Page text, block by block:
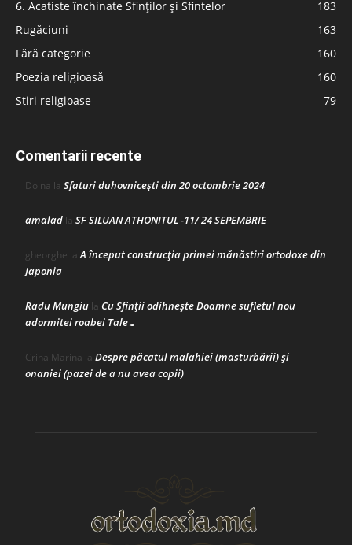
6. Acatiste închinate Sfinților și Sfintelor
183
Rugăciuni
163
Fără categorie
160
Poezia religioasă
160
Stiri religioase
79
Comentarii recente
Doina la Sfaturi duhovnicești din 20 octombrie 2024
amalad la SF SILUAN ATHONITUL -11/ 24 SEPEMBRIE
gheorghe laA început construcţia primei mănăstiri ortodoxe din
Japonia
Radu Mungiu la Cu Sfinții odihnește Doamne sufletul nou
adormitei roabei Tale…
Crina Marina la Despre păcatul malahiei (masturbării) şi
onaniei (pazei de a nu avea copii)